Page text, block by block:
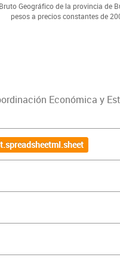
Geográfico de la provincia de
pesos a precios constantes de
Económica y